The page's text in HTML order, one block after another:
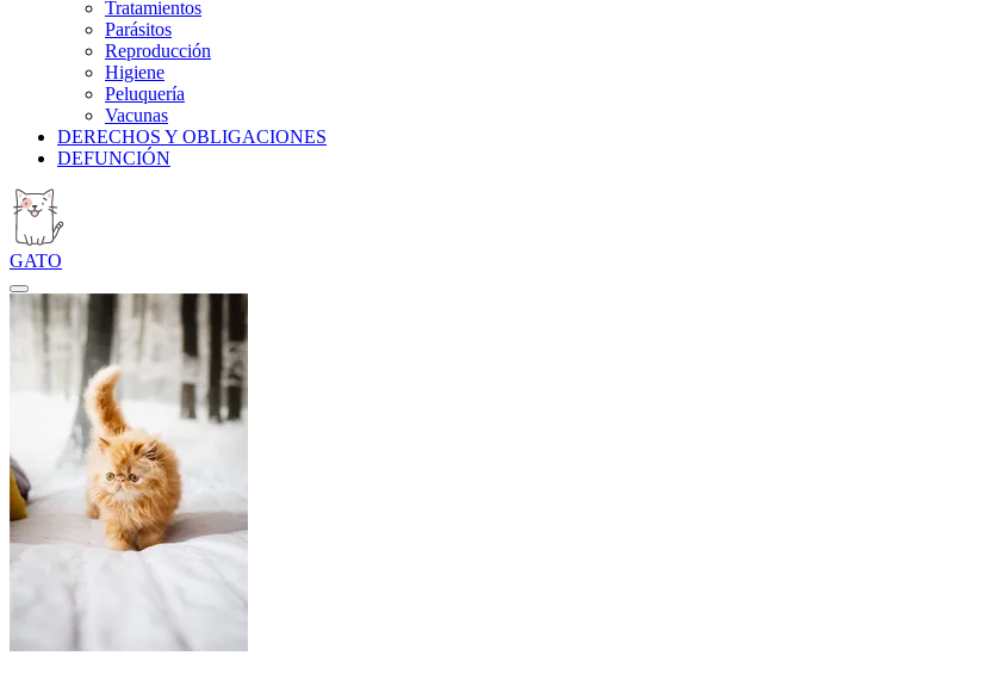
Tratamientos
Parásitos
Reproducción
Higiene
Peluquería
Vacunas
DERECHOS Y OBLIGACIONES
DEFUNCIÓN
GATO